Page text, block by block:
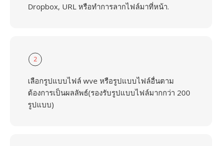
Dropbox, URL หรือทำการลากไฟล์มาที่หน้า.
2
เลือกรูปแบบไฟล์ wve หรือรูปแบบไฟล์อื่นตาม
ต้องการเป็นผลลัพธ์(รองรับรูปแบบไฟล์มากกว่า 200
รูปแบบ)